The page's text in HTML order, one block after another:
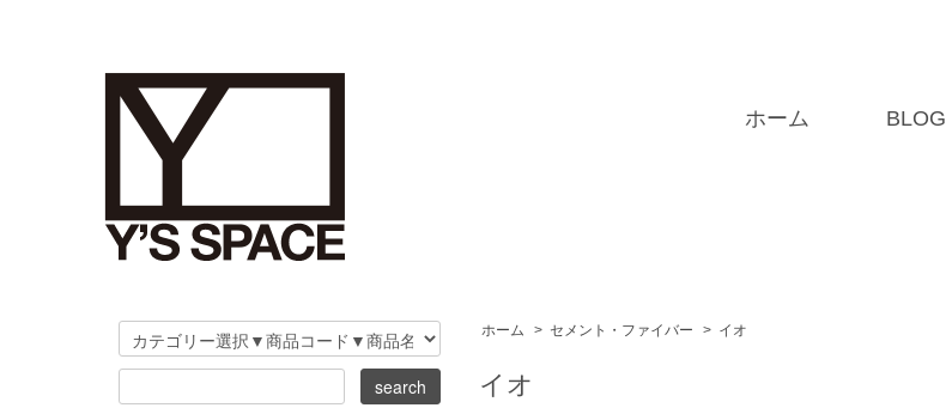
ホーム BLOG
ホーム > セメント・ファイバー > イオ
イオ